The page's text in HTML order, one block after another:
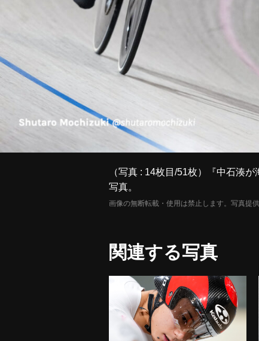
（写真 : 14枚目/51枚）『中石湊
写真。
画像の無断転載・使用は禁止します。写真提
関連する写真